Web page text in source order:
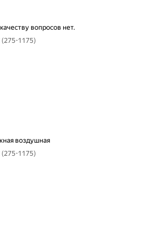
вопросов нет.
(275-1175)
воздушная
(275-1175)